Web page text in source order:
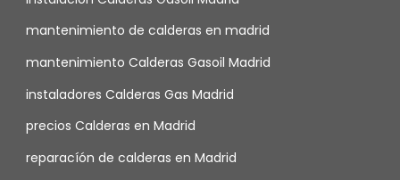
mantenimiento de calderas en madrid
mantenimiento Calderas Gasoil Madrid
instaladores Calderas Gas Madrid
precios Calderas en Madrid
reparacíón de calderas en Madrid